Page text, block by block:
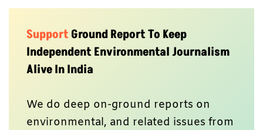
SupportGround Report To Keep
Independent Environmental Journalism
Alive In India
We do deep on-ground reports on
environmental, and related issues from